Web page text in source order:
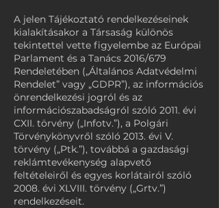
A jelen Tájékoztató rendelkezéseinek
kialakításakor a Társaság különös
tekintettel vette figyelembe az Európai
Parlament és a Tanács 2016/679
Rendeletében („Általános Adatvédelmi
Rendelet” vagy „GDPR”), az információs
önrendelkezési jogról és az
információszabadságról szóló 2011. évi
CXII. törvény („Infotv.”), a Polgári
Törvénykönyvről szóló 2013. évi V.
törvény („Ptk.”), továbbá a gazdasági
reklámtevékenység alapvető
feltételeiről és egyes korlátairól szóló
2008. évi XLVIII. törvény („Grtv.”)
rendelkezéseit.